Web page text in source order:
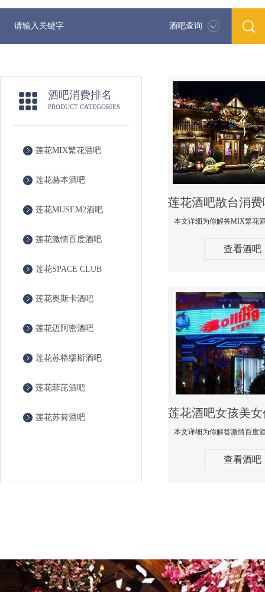
酒吧查询
酒吧消费排名
PRODUCT CATEGORIES
莲花MIX繁花酒吧
莲花赫本酒吧
莲花MUSEM2酒吧
莲花激情百度酒吧
莲花SPACE CLUB
莲花奥斯卡酒吧
莲花迈阿密酒吧
莲花苏格缪斯酒吧
莲花菲芘酒吧
莲花苏荷酒吧
查看酒吧
查看酒吧